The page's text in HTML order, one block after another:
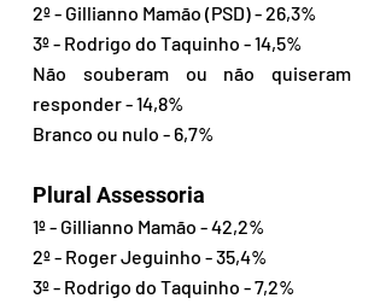
2º - Gillianno Mamão (PSD) - 26,3%
3º - Rodrigo do Taquinho - 14,5%
Não souberam ou não quiseram
responder - 14,8%
Branco ou nulo - 6,7%
Plural Assessoria
1º - Gillianno Mamão - 42,2%
2º - Roger Jeguinho - 35,4%
3º - Rodrigo do Taquinho - 7,2%